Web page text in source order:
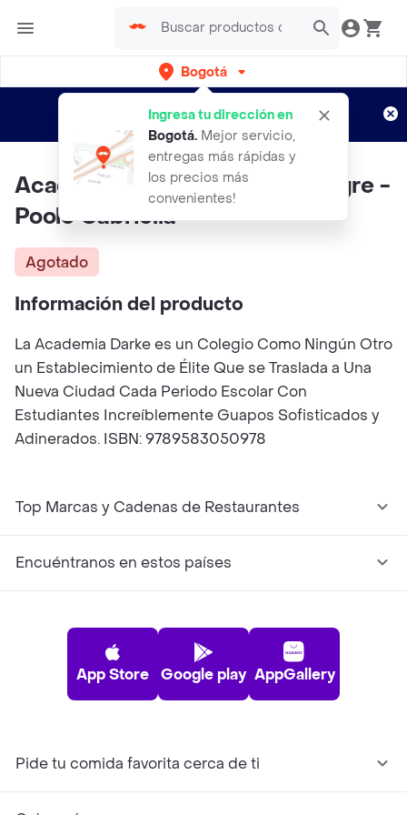
Bogotá
Ingresa tu dirección en
Bogotá. Mejor servicio,
entregas más rápidas y
los precios más
convenientes!
envíos gratis por semanas
Aplican TyC
Academia Darke Lazos de Sangre -
Poole Gabriella
Agotado
Información del producto
La Academia Darke es un Colegio Como Ningún Otro
un Establecimiento de Élite Que se Traslada a Una
Nueva Ciudad Cada Periodo Escolar Con
Estudiantes Increíblemente Guapos Sofisticados y
Adinerados. ISBN: 9789583050978
Top Marcas y Cadenas de Restaurantes
Encuéntranos en estos países
App Store Google play AppGallery
Pide tu comida favorita cerca de ti